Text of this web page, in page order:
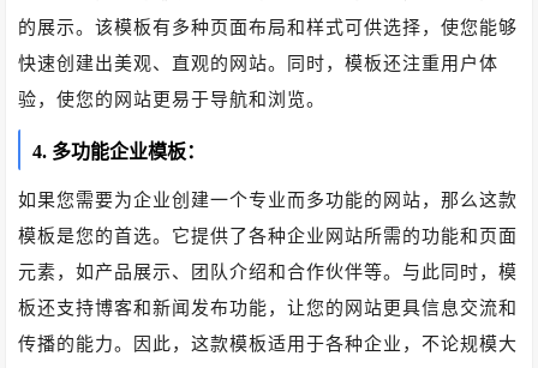
的展示。该模板有多种页面布局和样式可供选择，使您能够
快速创建出美观、直观的网站。同时，模板还注重用户体
验，使您的网站更易于导航和浏览。
4. 多功能企业模板：
如果您需要为企业创建一个专业而多功能的网站，那么这款
模板是您的首选。它提供了各种企业网站所需的功能和页面
元素，如产品展示、团队介绍和合作伙伴等。与此同时，模
板还支持博客和新闻发布功能，让您的网站更具信息交流和
传播的能力。因此，这款模板适用于各种企业，不论规模大